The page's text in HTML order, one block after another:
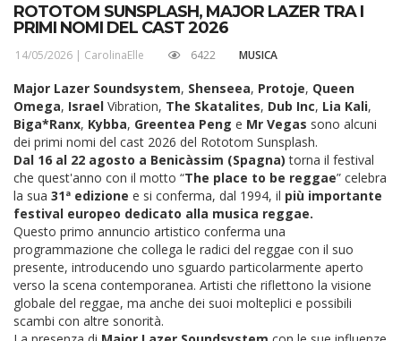
ROTOTOM SUNSPLASH, MAJOR LAZER TRA I
PRIMI NOMI DEL CAST 2026
14/05/2026 | CarolinaElle 6422 MUSICA
Major Lazer Soundsystem, Shenseea, Protoje, Queen
Omega, Israel Vibration, The Skatalites, Dub Inc, Lia Kali,
Biga*Ranx, Kybba, Greentea Peng e Mr Vegas sono alcuni
dei primi nomi del cast 2026 del Rototom Sunsplash.
Dal 16 al 22 agosto a Benicàssim (Spagna) torna il festival
che quest'anno con il motto “The place to be reggae” celebra
la sua 31ª edizione e si conferma, dal 1994, il più importante
festival europeo dedicato alla musica reggae.
Questo primo annuncio artistico conferma una
programmazione che collega le radici del reggae con il suo
presente, introducendo uno sguardo particolarmente aperto
verso la scena contemporanea. Artisti che riflettono la visione
globale del reggae, ma anche dei suoi molteplici e possibili
scambi con altre sonorità.